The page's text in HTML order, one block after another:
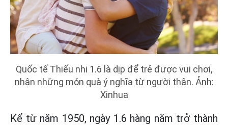
Quốc tế Thiếu nhi 1.6 là dịp để trẻ được vui chơi,
nhận những món quà ý nghĩa từ người thân. Ảnh:
Xinhua
Kể từ năm 1950, ngày 1.6 hàng năm trở thành